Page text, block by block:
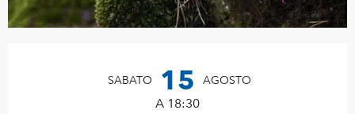
SABATO 15 AGOSTO
A 18:30